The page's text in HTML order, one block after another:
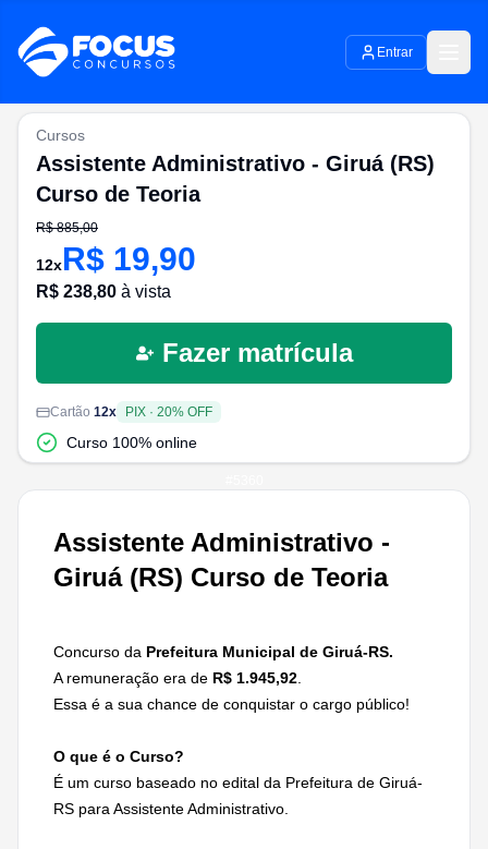
Entrar
Assistente Administrativo -
Giruá (RS) Curso de Teoria
Concurso da Prefeitura Municipal de Giruá-RS.
A remuneração era de R$ 1.945,92
Essa é a sua chance de conquistar o cargo público!
O que é o Curso?
É um curso baseado no edital da Prefeitura de Giruá-
RS para Assistente Administrativo.
Cursos
Assistente Administrativo - Giruá (RS)
Curso de Teoria
R$885,00
12xR$ 19,90
R$ 238,80 à vista
Fazer matrícula
Cartão 12x PIX · 20% OFF
Curso 100% online